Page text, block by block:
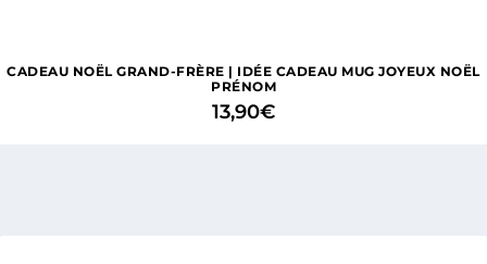
CADEAU NOËL GRAND-FRÈRE | IDÉE CADEAU MUG JOYEUX NOËL
PRÉNOM
13,90€